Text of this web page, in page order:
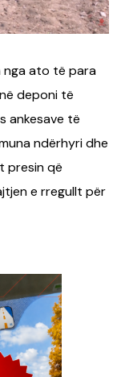
nga ato të para
deponi të
ankesave të
ndërhyri dhe
presin që
e rregullt për